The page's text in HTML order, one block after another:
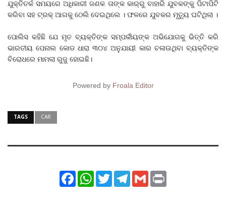
ଯୁକ୍ତିତର୍କ ସମୟରେ ଅଧିକାରୀ ଜଣକ ତାଙ୍କ କାର୍‌ରୁ ବାହାରି ଯୁବକଙ୍କୁ ପିଟାପିଟି
କରିବା ସହ ଟ୍ରକ୍ ଆଗକୁ ଠେଲି ଦେଇଥିଲେ । ଫଳରେ ଯୁବକର ମୃତ୍ୟୁ ଘଟିଥିଲା ।
ପୋଲିସ କହିଛି ଯେ ମୃତ ବ୍ୟକ୍ତିଙ୍କ ସମ୍ପର୍କୀୟଙ୍କ ଅଭିଯୋଗକୁ ଭିତ୍ତି କରି
ଭାରତୀୟ ପେନାଲ କୋଡ ଧାରା ୩୦୪ ଅନୁଯାୟୀ କାର ଚଳାଉଥିବା ବ୍ୟକ୍ତିଙ୍କ
ବିରୋଧରେ ମାମଲା ରୁଜୁ ହୋଇଛି।
Powered by Froala Editor
TAGS CAR
FacebookWhatsApp
TwitterTelegram
Gmail